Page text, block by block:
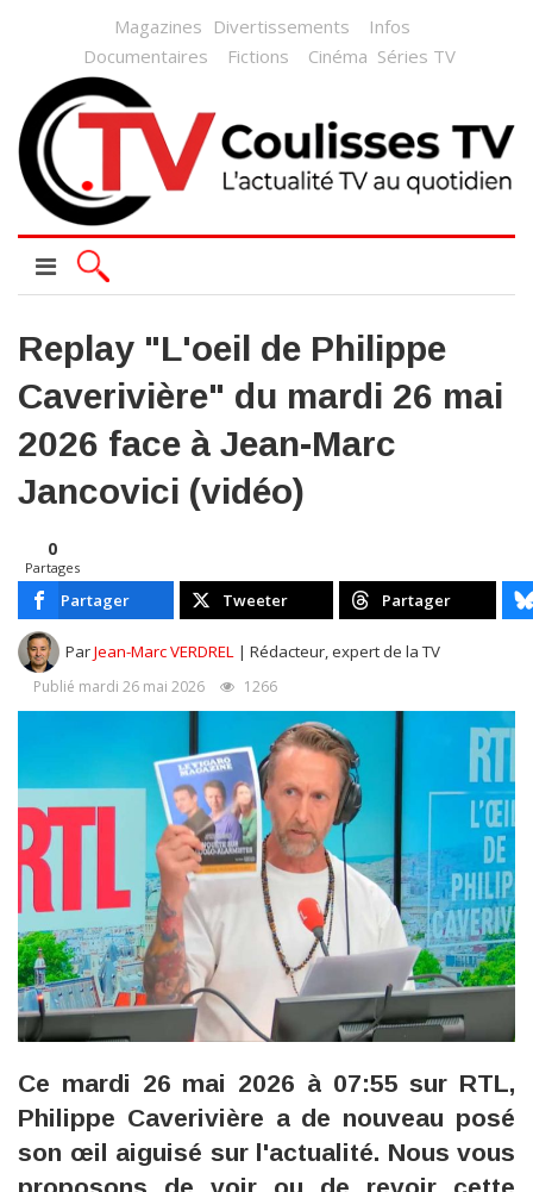
Magazines Divertissements
Infos
Documentaires
Fictions Cinéma Séries TV
Replay "L'oeil de Philippe
Caverivière" du mardi 26 mai
2026 face à Jean-Marc
Jancovici (vidéo)
0
Partages
Partager Tweeter Partager
ParJean-Marc VERDREL | Rédacteur, expert de la TV
Publié mardi 26 mai 2026 1266
Ce mardi 26 mai 2026 à 07:55 sur RTL,
Philippe Caverivière a de nouveau posé
son œil aiguisé sur l'actualité. Nous vous